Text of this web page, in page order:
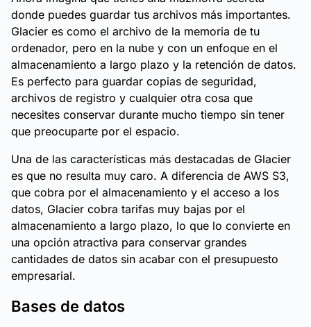
donde puedes guardar tus archivos más importantes.
Glacier es como el archivo de la memoria de tu
ordenador, pero en la nube y con un enfoque en el
almacenamiento a largo plazo y la retención de datos.
Es perfecto para guardar copias de seguridad,
archivos de registro y cualquier otra cosa que
necesites conservar durante mucho tiempo sin tener
que preocuparte por el espacio.
Una de las características más destacadas de Glacier
es que no resulta muy caro. A diferencia de AWS S3,
que cobra por el almacenamiento y el acceso a los
datos, Glacier cobra tarifas muy bajas por el
almacenamiento a largo plazo, lo que lo convierte en
una opción atractiva para conservar grandes
cantidades de datos sin acabar con el presupuesto
empresarial.
Bases de datos